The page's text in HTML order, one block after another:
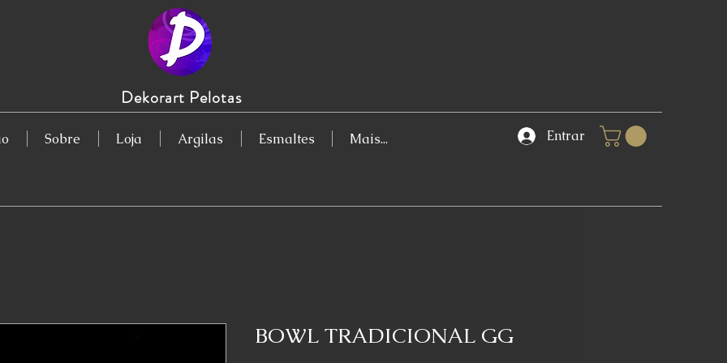
Dekorart Pelotas
Sobre Loja Argilas Esmaltes Mais... Entrar
BOWL TRADICIONAL GG